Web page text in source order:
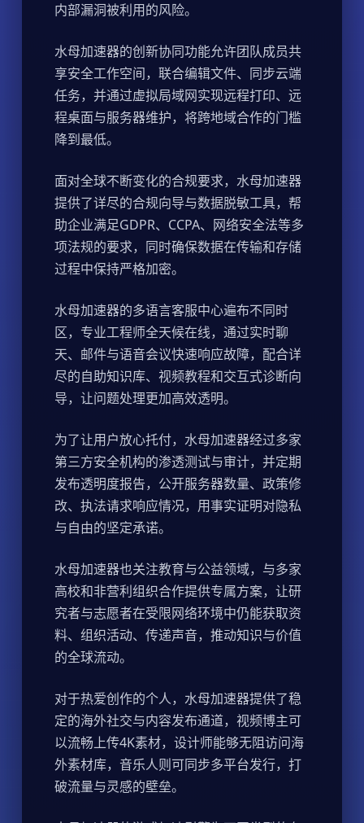
内部漏洞被利用的风险。
水母加速器的创新协同功能允许团队成员共
享安全工作空间，联合编辑文件、同步云端
任务，并通过虚拟局域网实现远程打印、远
程桌面与服务器维护，将跨地域合作的门槛
降到最低。
面对全球不断变化的合规要求，水母加速器
提供了详尽的合规向导与数据脱敏工具，帮
助企业满足GDPR、CCPA、网络安全法等多
项法规的要求，同时确保数据在传输和存储
过程中保持严格加密。
水母加速器的多语言客服中心遍布不同时
区，专业工程师全天候在线，通过实时聊
天、邮件与语音会议快速响应故障，配合详
尽的自助知识库、视频教程和交互式诊断向
导，让问题处理更加高效透明。
为了让用户放心托付，水母加速器经过多家
第三方安全机构的渗透测试与审计，并定期
发布透明度报告，公开服务器数量、政策修
改、执法请求响应情况，用事实证明对隐私
与自由的坚定承诺。
水母加速器也关注教育与公益领域，与多家
高校和非营利组织合作提供专属方案，让研
究者与志愿者在受限网络环境中仍能获取资
料、组织活动、传递声音，推动知识与价值
的全球流动。
对于热爱创作的个人，水母加速器提供了稳
定的海外社交与内容发布通道，视频博主可
以流畅上传4K素材，设计师能够无阻访问海
外素材库，音乐人则可同步多平台发行，打
破流量与灵感的壁垒。